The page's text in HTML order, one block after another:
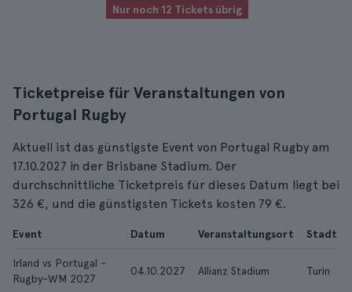
Nur noch 12 Tickets übrig
Ticketpreise für Veranstaltungen von
Portugal Rugby
Aktuell ist das günstigste Event von Portugal Rugby am
17.10.2027 in der Brisbane Stadium. Der
durchschnittliche Ticketpreis für dieses Datum liegt bei
326 €, und die günstigsten Tickets kosten 79 €.
Event Datum Veranstaltungsort Stadt
Irland vs Portugal -
Rugby-WM 2027
04.10.2027 Allianz Stadium Turin